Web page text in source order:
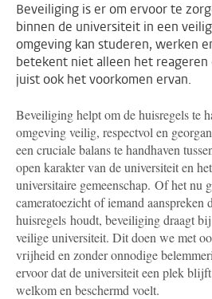
Beveiliging is er om ervoor te
binnen de universiteit in een
omgeving kan studeren, werken
betekent niet alleen het reageren
juist ook het voorkomen ervan.
Beveiliging helpt om de huisregels te
omgeving veilig, respectvol en
een cruciale balans te handhaven
open karakter van de universiteit en
universitaire gemeenschap. Of het nu
cameratoezicht of iemand aanspreken
huisregels houdt, beveiliging draagt
veilige universiteit. Dit doen we met
vrijheid en zonder onnodige
ervoor dat de universiteit een plek
welkom en beschermd voelt.